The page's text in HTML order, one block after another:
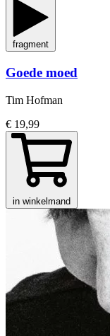
fragment
Goede moed
Tim Hofman
€ 19,99
in winkelmand